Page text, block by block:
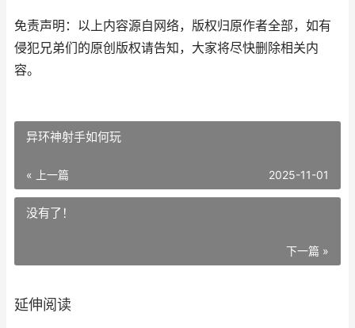
免责声明：以上内容源自网络，版权归原作者全部，如有
侵犯兄弟们的原创版权请告知，大家将尽快删除相关内
容。
异环神射手如何玩
« 上一篇 2025-11-01
没有了！
下一篇 »
延伸阅读